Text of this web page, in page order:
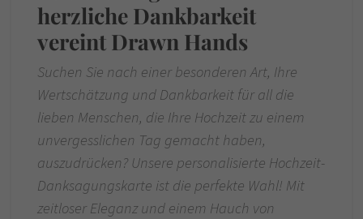
herzliche Dankbarkeit
vereint Drawn Hands
Suchen Sie nach einer besonderen Art, Ihre
Wertschätzung und Dankbarkeit für all die
lieben Menschen, die Ihre Hochzeit zu einem
unvergesslichen Tag gemacht haben,
auszudrücken? Unsere personalisierte Hochzeit-
Danksagungskarte ist die perfekte Wahl! Mit
zeitloser Eleganz und einem Hauch von